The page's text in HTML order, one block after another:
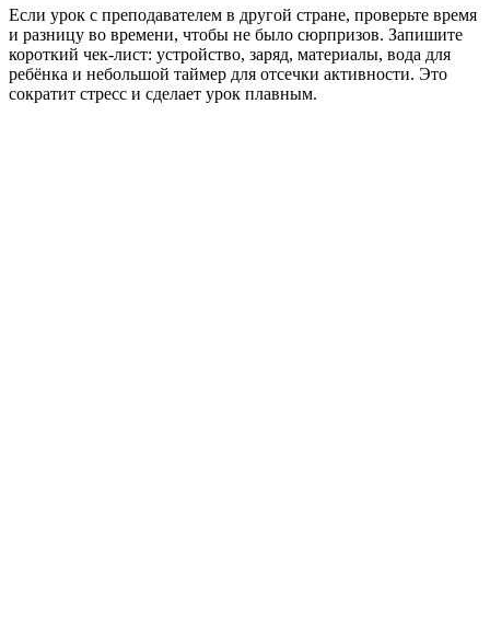
Если урок с преподавателем в другой стране, проверьте время
и разницу во времени, чтобы не было сюрпризов. Запишите
короткий чек‑лист: устройство, заряд, материалы, вода для
ребёнка и небольшой таймер для отсечки активности. Это
сократит стресс и сделает урок плавным.